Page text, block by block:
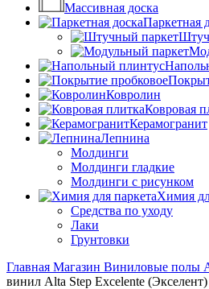
Массивная доска
Паркетная
Ковролин
Ковровая
Керамогранит
Лепнина
Молдинги
Молдинги гладкие
Молдинги с рисунком
Химия
Средства по уходу
Лаки
Грунтовки
Главная Магазин Виниловые полы
винил Alta Step Excelente